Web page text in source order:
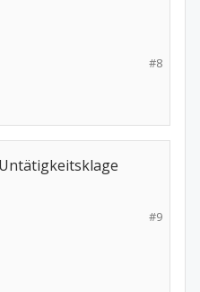
#8
#9